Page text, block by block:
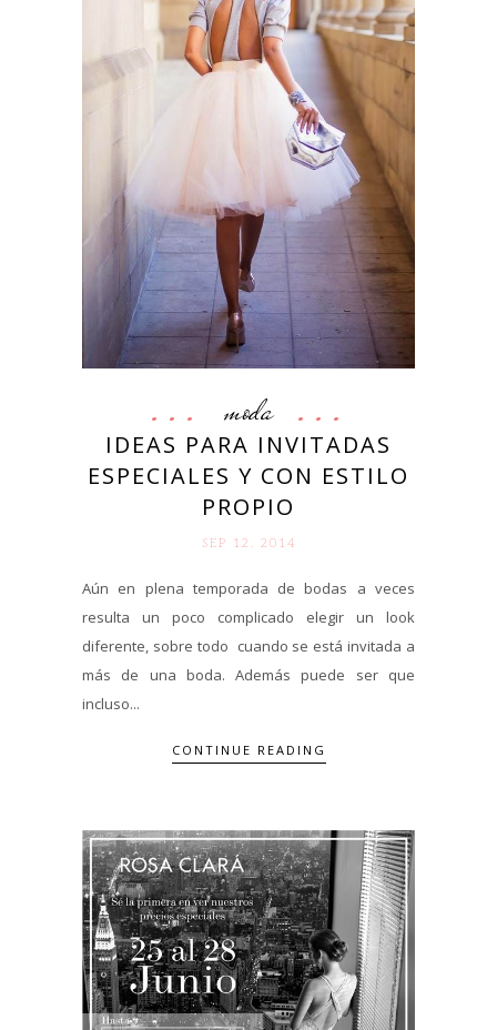
moda
IDEAS PARA INVITADAS
ESPECIALES Y CON ESTILO
PROPIO
SEP 12. 2014
Aún en plena temporada de bodas a veces
resulta un poco complicado elegir un look
diferente, sobre todo cuando se está invitada a
más de una boda. Además puede ser que
incluso...
CONTINUE READING